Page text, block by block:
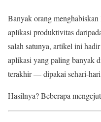
Banyak orang
aplikasi produktivitas
salah satunya, artikel ini
aplikasi yang paling banyak
terakhir — dipakai sehari-
Hasilnya? Beberapa